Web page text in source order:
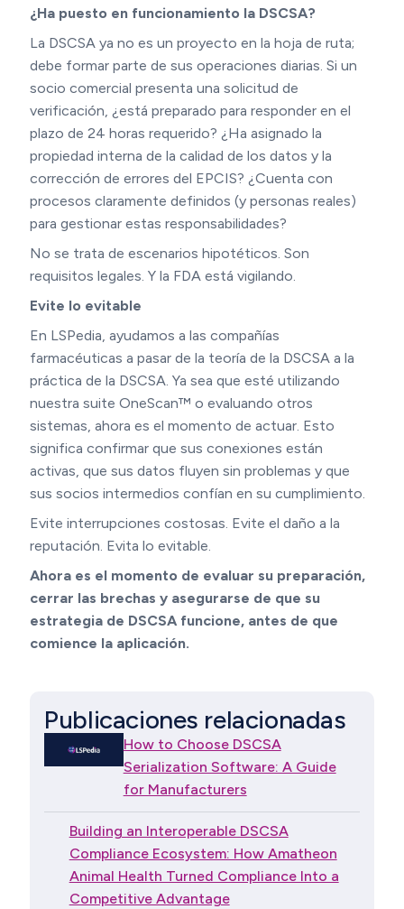
¿Ha puesto en funcionamiento la DSCSA?
La DSCSA ya no es un proyecto en la hoja de ruta;
debe formar parte de sus operaciones diarias. Si un
socio comercial presenta una solicitud de
verificación, ¿está preparado para responder en el
plazo de 24 horas requerido? ¿Ha asignado la
propiedad interna de la calidad de los datos y la
corrección de errores del EPCIS? ¿Cuenta con
procesos claramente definidos (y personas reales)
para gestionar estas responsabilidades?
No se trata de escenarios hipotéticos. Son
requisitos legales. Y la FDA está vigilando.
Evite lo evitable
En LSPedia, ayudamos a las compañías
farmacéuticas a pasar de la teoría de la DSCSA a la
práctica de la DSCSA. Ya sea que esté utilizando
nuestra suite OneScan™ o evaluando otros
sistemas, ahora es el momento de actuar. Esto
significa confirmar que sus conexiones están
activas, que sus datos fluyen sin problemas y que
sus socios intermedios confían en su cumplimiento.
Evite interrupciones costosas. Evite el daño a la
reputación. Evita lo evitable.
Ahora es el momento de evaluar su preparación,
cerrar las brechas y asegurarse de que su
estrategia de DSCSA funcione, antes de que
comience la aplicación.
Publicaciones relacionadas
How to Choose DSCSA
Serialization Software: A Guide
for Manufacturers
Building an Interoperable DSCSA
Compliance Ecosystem: How Amatheon
Animal Health Turned Compliance Into a
Competitive Advantage